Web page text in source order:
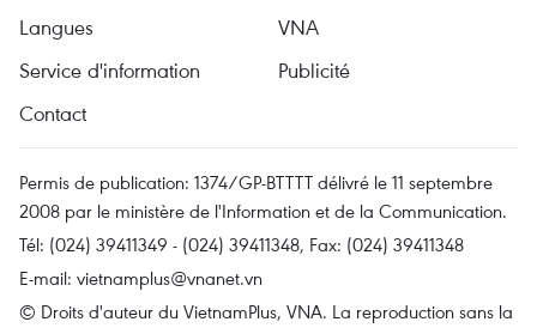
Langues
VNA
Service d'information
Publicité
Contact
Permis de publication: 1374/GP-BTTTT délivré le 11 septembre
2008 par le ministère de l'Information et de la Communication.
Tél: (024) 39411349 - (024) 39411348, Fax: (024) 39411348
E-mail: vietnamplus@vnanet.vn
© Droits d'auteur du VietnamPlus, VNA. La reproduction sans la